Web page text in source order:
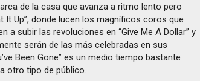
de la casa que avanza a ritmo lento pero
It Up”, donde lucen los magníficos coros que
a subir las revoluciones en “Give Me A Dollar” y
serán de las más celebradas en sus
Been Gone” es un medio tiempo bastante
otro tipo de público.